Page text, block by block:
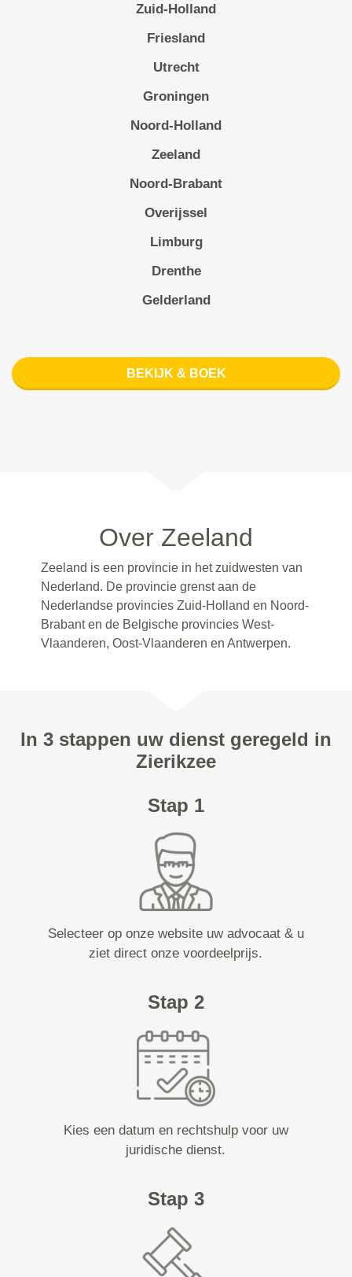
Zuid-Holland
Friesland
Utrecht
Groningen
Noord-Holland
Zeeland
Noord-Brabant
Overijssel
Limburg
Drenthe
Gelderland
BEKIJK & BOEK
Over Zeeland
Zeeland is een provincie in het zuidwesten van
Nederland. De provincie grenst aan de
Nederlandse provincies Zuid-Holland en Noord-
Brabant en de Belgische provincies West-
Vlaanderen, Oost-Vlaanderen en Antwerpen.
In 3 stappen uw dienst geregeld in
Zierikzee
Stap 1
Selecteer op onze website uw advocaat & u
ziet direct onze voordeelprijs.
Stap 2
Kies een datum en rechtshulp voor uw
juridische dienst.
Stap 3